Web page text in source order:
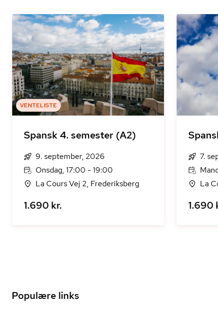
VENTELISTE
Spansk 4. semester (A2)
9. september, 2026
Onsdag, 17:00 - 19:00
La Cours Vej 2, Frederiksberg
1.690 kr.
7.
La
1.690
Populære links